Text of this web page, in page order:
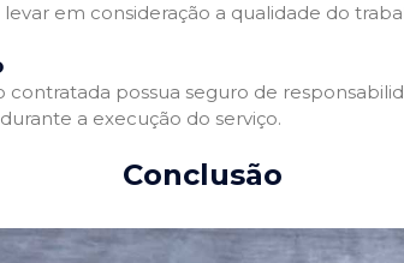
em consideração a qualidade do
possua seguro de
a execução do serviço.
Conclusão